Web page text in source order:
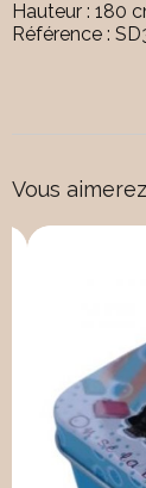
Hauteur : 180
Référence :
Vous